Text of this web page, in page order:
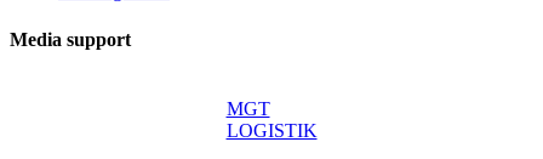
Media support
MGT
LOGISTIK